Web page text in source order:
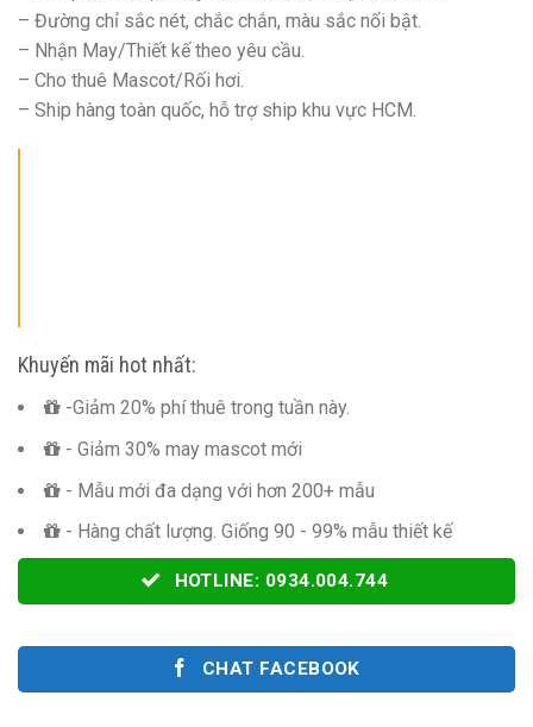
– Đường chỉ sắc nét, chắc chắn, màu sắc nổi bật.
– Nhận May/Thiết kế theo yêu cầu.
– Cho thuê Mascot/Rối hơi.
– Ship hàng toàn quốc, hỗ trợ ship khu vực HCM.
Khuyến mãi hot nhất:
-Giảm 20% phí thuê trong tuần này.
- Giảm 30% may mascot mới
- Mẫu mới đa dạng với hơn 200+ mẫu
- Hàng chất lượng. Giống 90 - 99% mẫu thiết kế
HOTLINE: 0934.004.744
CHAT FACEBOOK